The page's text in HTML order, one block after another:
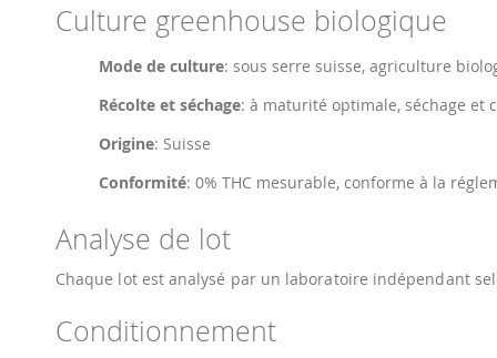
Culture greenhouse biologique
Mode de culture: sous serre suisse, agriculture
Récolte et séchage: à maturité optimale, séchage et
Origine: Suisse
Conformité: 0% THC mesurable, conforme à la
Analyse de lot
Chaque lot est analysé par un laboratoire indépendant
Conditionnement